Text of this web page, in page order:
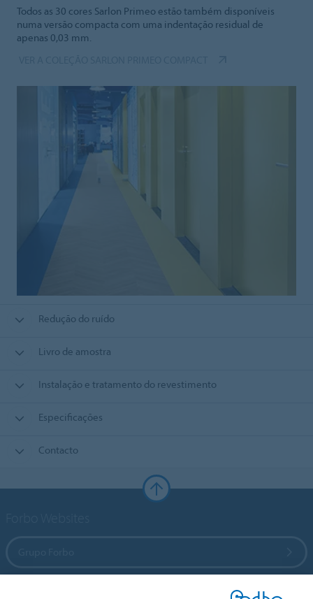
Todos as 30 cores Sarlon Primeo estão também disponíveis
numa versão compacta com uma indentação residual de
apenas 0,03 mm.
Redução do ruído
Livro de amostra
Instalação e tratamento do revestimento
Especificações
Contacto